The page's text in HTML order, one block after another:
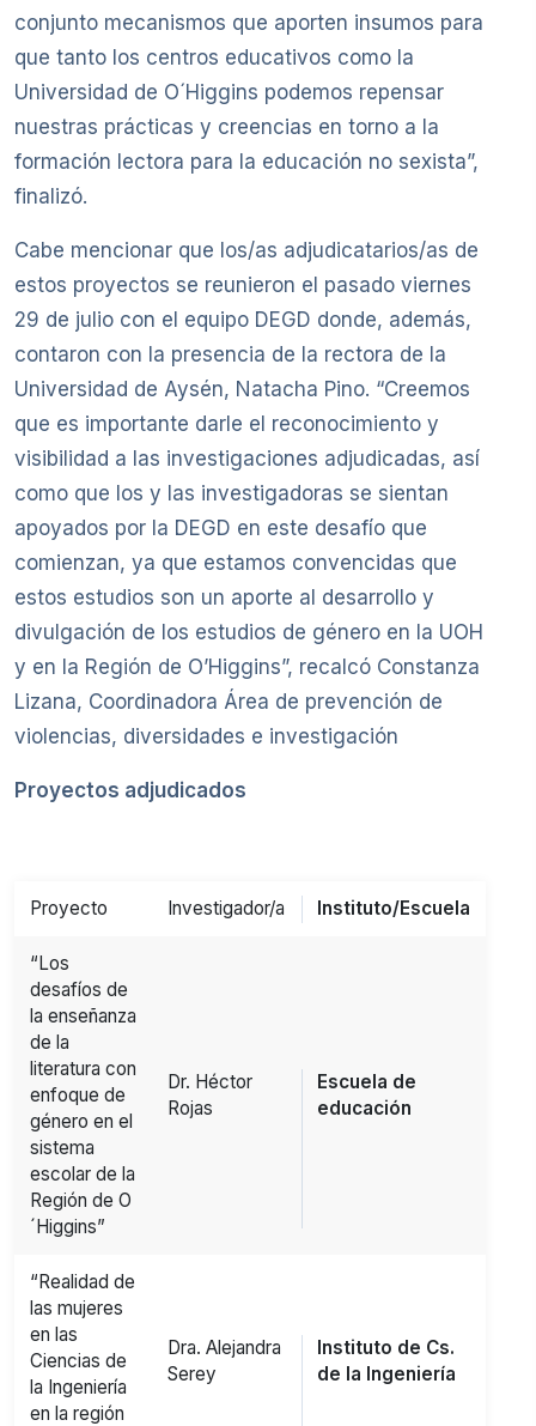
conjunto mecanismos que aporten insumos para
que tanto los centros educativos como la
Universidad de O´Higgins podemos repensar
nuestras prácticas y creencias en torno a la
formación lectora para la educación no sexista”,
finalizó.
Cabe mencionar que los/as adjudicatarios/as de
estos proyectos se reunieron el pasado viernes
29 de julio con el equipo DEGD donde, además,
contaron con la presencia de la rectora de la
Universidad de Aysén, Natacha Pino. “Creemos
que es importante darle el reconocimiento y
visibilidad a las investigaciones adjudicadas, así
como que los y las investigadoras se sientan
apoyados por la DEGD en este desafío que
comienzan, ya que estamos convencidas que
estos estudios son un aporte al desarrollo y
divulgación de los estudios de género en la UOH
y en la Región de O’Higgins”, recalcó Constanza
Lizana, Coordinadora Área de prevención de
violencias, diversidades e investigación
Proyectos adjudicados
Proyecto Investigador/a Instituto/Escuela
“Los
desafíos de
la enseñanza
de la
literatura con
enfoque de
género en el
sistema
escolar de la
Región de O
´Higgins”
Dr. Héctor
Rojas
Escuela de
educación
“Realidad de
las mujeres
en las
Ciencias de
la Ingeniería
en la región
Dra. Alejandra
Serey
Instituto de Cs.
de la Ingeniería